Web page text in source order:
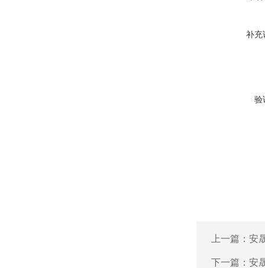
补充
验
上一篇： 安
下一篇： 安